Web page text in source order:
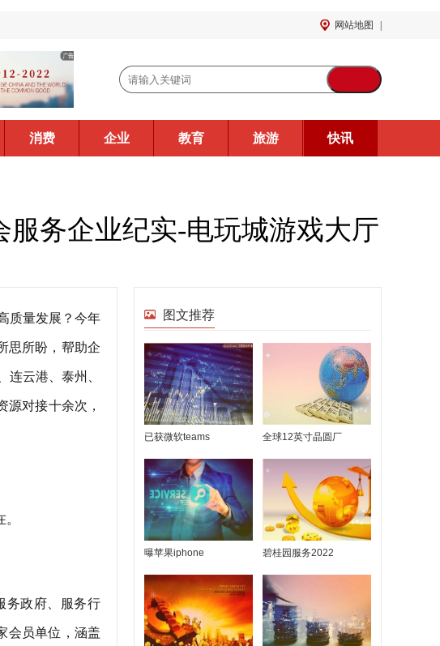
网站地图
消费 企业 教育 旅游 快讯
务企业纪实-电玩城游戏大厅
质量发展？今年
思所盼，帮助企
云港、泰州、
源对接十余次，
务政府、服务行
会员单位，涵盖
图文推荐
已获微软teams 全球12英寸晶圆厂
曝苹果iphone 碧桂园服务2022